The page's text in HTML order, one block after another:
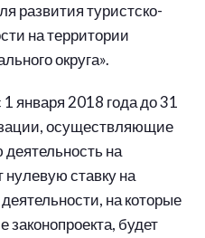
развития туристско-
на территории
округа».
января 2018 года до 31
осуществляющие
на
ставку на
на которые
законопроекта, будет